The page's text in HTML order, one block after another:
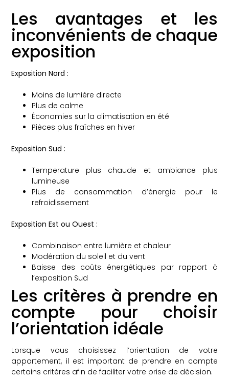
Les avantages et les
inconvénients de chaque
exposition
Exposition Nord :
Moins de lumière directe
Plus de calme
Économies sur la climatisation en été
Pièces plus fraîches en hiver
Exposition Sud :
Temperature plus chaude et ambiance plus
lumineuse
Plus de consommation d’énergie pour le
refroidissement
Exposition Est ou Ouest :
Combinaison entre lumière et chaleur
Modération du soleil et du vent
Baisse des coûts énergétiques par rapport à
l’exposition Sud
Les critères à prendre en
compte pour choisir
l’orientation idéale
Lorsque vous choisissez l’orientation de votre
appartement, il est important de prendre en compte
certains critères afin de faciliter votre prise de décision.